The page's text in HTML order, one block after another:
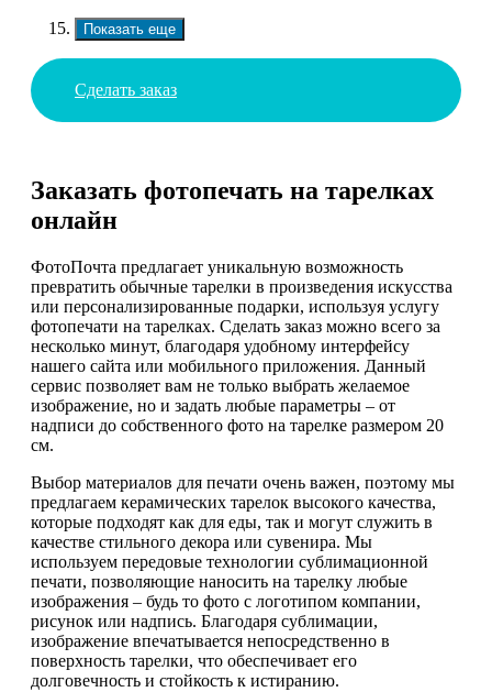
Показать еще
Сделать заказ
Заказать фотопечать на тарелках
онлайн
ФотоПочта предлагает уникальную возможность
превратить обычные тарелки в произведения искусства
или персонализированные подарки, используя услугу
фотопечати на тарелках. Сделать заказ можно всего за
несколько минут, благодаря удобному интерфейсу
нашего сайта или мобильного приложения. Данный
сервис позволяет вам не только выбрать желаемое
изображение, но и задать любые параметры – от
надписи до собственного фото на тарелке размером 20
см.
Выбор материалов для печати очень важен, поэтому мы
предлагаем керамических тарелок высокого качества,
которые подходят как для еды, так и могут служить в
качестве стильного декора или сувенира. Мы
используем передовые технологии сублимационной
печати, позволяющие наносить на тарелку любые
изображения – будь то фото с логотипом компании,
рисунок или надпись. Благодаря сублимации,
изображение впечатывается непосредственно в
поверхность тарелки, что обеспечивает его
долговечность и стойкость к истиранию.